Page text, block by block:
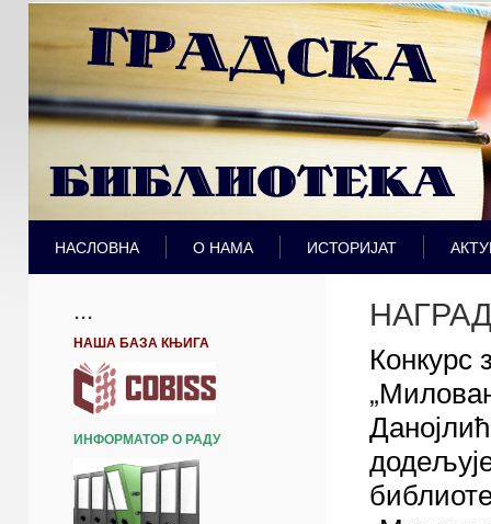
НАСЛОВНА О НАМА ИСТОРИЈАТ
...
НАША БАЗА КЊИГА
ИНФОРМАТОР О РАДУ
Конкурс